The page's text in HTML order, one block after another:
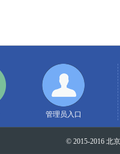
管理员入口
© 2015-2016